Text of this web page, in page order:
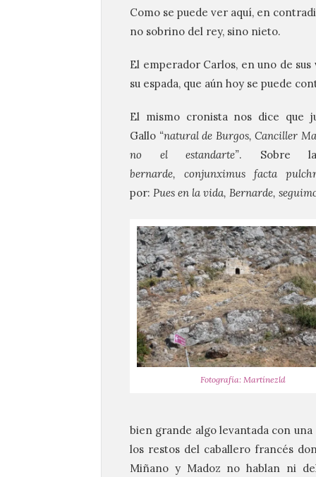
Como se puede ver aquí, en
no sobrino del rey, sino nieto.
El emperador Carlos, en uno de
su espada, que aún hoy se puede
El mismo cronista nos dice que
Gallo “natural de Burgos, Canciller
no el estandarte”. Sobre
bernarde,
conjunximus facta
por: Pues en la vida, Bernarde,
Fotografía: Martínezld
bien grande algo levantada con
los restos del caballero francés
Miñano y Madoz no hablan ni